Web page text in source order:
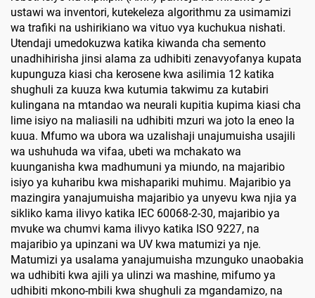
ustawi wa inventori, kutekeleza algorithmu za usimamizi
wa trafiki na ushirikiano wa vituo vya kuchukua nishati.
Utendaji umedokuzwa katika kiwanda cha semento
unadhihirisha jinsi alama za udhibiti zenavyofanya kupata
kupunguza kiasi cha kerosene kwa asilimia 12 katika
shughuli za kuuza kwa kutumia takwimu za kutabiri
kulingana na mtandao wa neurali kupitia kupima kiasi cha
lime isiyo na maliasili na udhibiti mzuri wa joto la eneo la
kuua. Mfumo wa ubora wa uzalishaji unajumuisha usajili
wa ushuhuda wa vifaa, ubeti wa mchakato wa
kuunganisha kwa madhumuni ya miundo, na majaribio
isiyo ya kuharibu kwa mishapariki muhimu. Majaribio ya
mazingira yanajumuisha majaribio ya unyevu kwa njia ya
sikliko kama ilivyo katika IEC 60068-2-30, majaribio ya
mvuke wa chumvi kama ilivyo katika ISO 9227, na
majaribio ya upinzani wa UV kwa matumizi ya nje.
Matumizi ya usalama yanajumuisha mzunguko unaobakia
wa udhibiti kwa ajili ya ulinzi wa mashine, mifumo ya
udhibiti mkono-mbili kwa shughuli za mgandamizo, na